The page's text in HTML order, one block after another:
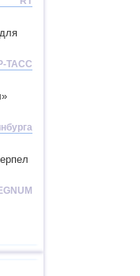
ТАСС